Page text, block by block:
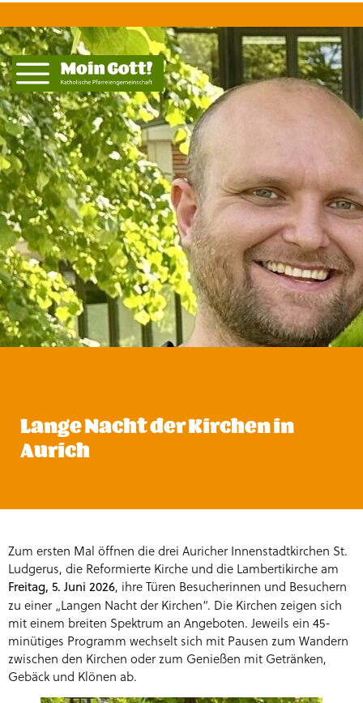
Lange Nacht der Kirchen in
Aurich
Zum ersten Mal öffnen die drei Auricher Innenstadtkirchen St.
Ludgerus, die Reformierte Kirche und die Lambertikirche am
Freitag, 5. Juni 2026, ihre Türen Besucherinnen und Besuchern
zu einer „Langen Nacht der Kirchen“. Die Kirchen zeigen sich
mit einem breiten Spektrum an Angeboten. Jeweils ein 45-
minütiges Programm wechselt sich mit Pausen zum Wandern
zwischen den Kirchen oder zum Genießen mit Getränken,
Gebäck und Klönen ab.